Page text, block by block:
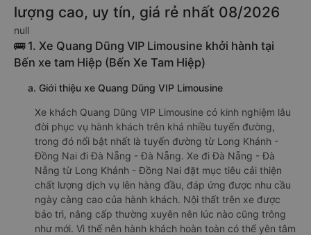
lượng cao, uy tín, giá rẻ nhất 08/2026
null
🚌 1. Xe Quang Dũng VIP Limousine khởi hành tại
Bến xe tam Hiệp (Bến Xe Tam Hiệp)
a. Giới thiệu xe Quang Dũng VIP Limousine
Xe khách Quang Dũng VIP Limousine có kinh nghiệm lâu
đời phục vụ hành khách trên khá nhiều tuyến đường,
trong đó nổi bật nhất là tuyến đường từ Long Khánh -
Đồng Nai đi Đà Nẵng - Đà Nẵng. Xe đi Đà Nẵng - Đà
Nẵng từ Long Khánh - Đồng Nai đặt mục tiêu cải thiện
chất lượng dịch vụ lên hàng đầu, đáp ứng được nhu cầu
ngày càng cao của hành khách. Nội thất trên xe được
bảo trì, nâng cấp thường xuyên nên lúc nào cũng trông
như mới. Vì thế nên hành khách hoàn toàn có thể yên tâm